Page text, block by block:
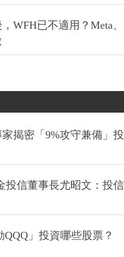
WFH已不適用？Meta、
揭密「9%攻守兼備」投
投信董事長尤昭文：投信
」投資哪些股票？